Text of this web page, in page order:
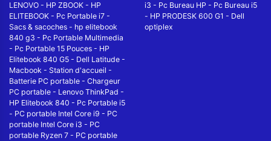
LENOVO - HP ZBOOK - HP
ELITEBOOK - Pc Portable i7 -
Sacs & sacoches - hp elitebook
840 g3 - Pc Portable Multimedia
- Pc Portable 15 Pouces - HP
Elitebook 840 G5 - Dell Latitude -
Macbook - Station d'accueil -
Batterie PC portable - Chargeur
PC portable - Lenovo ThinkPad -
HP Elitebook 840 - Pc Portable i5
- PC portable Intel Core i9 - PC
portable Intel Core i3 - PC
portable Ryzen 7 - PC portable
i3 - Pc Bureau HP - Pc Bureau i5
- HP PRODESK 600 G1 - Dell
optiplex